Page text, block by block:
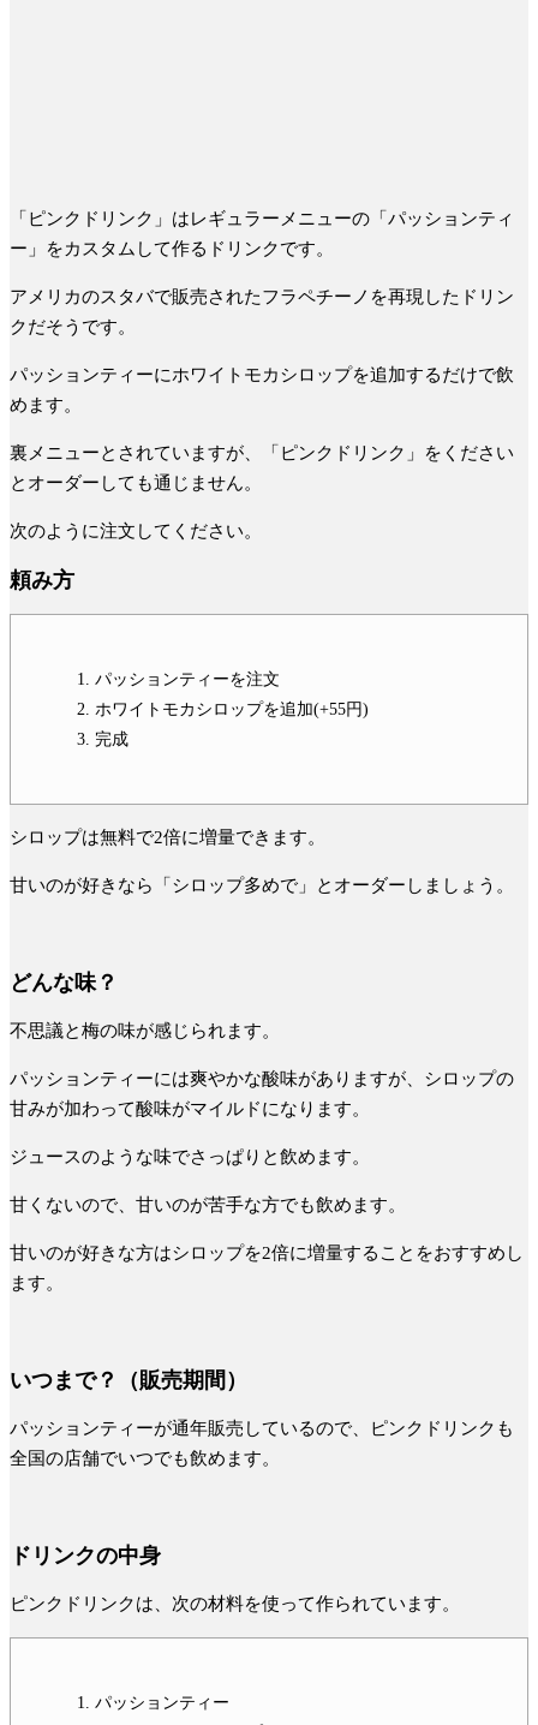
「ピンクドリンク」はレギュラーメニューの「パッションティ
ー」をカスタムして作るドリンクです。
アメリカのスタバで販売されたフラペチーノを再現したドリン
クだそうです。
パッションティーにホワイトモカシロップを追加するだけで飲
めます。
裏メニューとされていますが、「ピンクドリンク」をください
とオーダーしても通じません。
次のように注文してください。
頼み方
パッションティーを注文
ホワイトモカシロップを追加(+55円)
完成
シロップは無料で2倍に増量できます。
甘いのが好きなら「シロップ多めで」とオーダーしましょう。
どんな味？
不思議と梅の味が感じられます。
パッションティーには爽やかな酸味がありますが、シロップの
甘みが加わって酸味がマイルドになります。
ジュースのような味でさっぱりと飲めます。
甘くないので、甘いのが苦手な方でも飲めます。
甘いのが好きな方はシロップを2倍に増量することをおすすめし
ます。
いつまで？（販売期間）
パッションティーが通年販売しているので、ピンクドリンクも
全国の店舗でいつでも飲めます。
ドリンクの中身
ピンクドリンクは、次の材料を使って作られています。
パッションティー